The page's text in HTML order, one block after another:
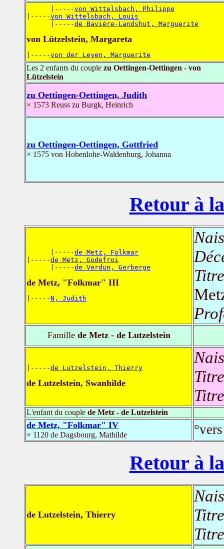
      |-----
von Wittelsbach, Philippe
|-----von Wittelsbach, Louis
      |-----
de Bavière-Landshut, Marguerite
von Lützelstein, Margareta
|-----von der Leyen, Marguerite
Les 2 enfants du couple zu Oettingen-Oettingen - von
Lützelstein
zu Oettingen-Oettingen, Judith
× 1573 Reuss zu Burgk, Heinrich
zu Oettingen-Oettingen, Gottfried
× 1575 von Hohenlohe-Waldenburg, Johanna
Retour à
      |-----
de Metz, Folkmar
|-----de Metz, Godefroi
      |-----
de Verdun, Gerberge
de Metz, "Folkmar" III
|-----N, Judith
Famillede Metz - de Lutzelstein
|-----de Lutzelstein, Thierry
de Lutzelstein, Swanhilde
L'enfant du couple de Metz - de Lutzelstein
de Metz, "Folkmar" IV
× 1120 de Dagsbourg, Mathilde
Retour à
de Lutzelstein, Thierry